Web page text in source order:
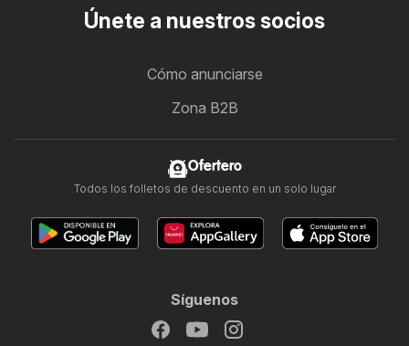
Únete a nuestros socios
Cómo anunciarse
Zona B2B
Ofertero
Todos los folletos de descuento en un solo lugar
Síguenos